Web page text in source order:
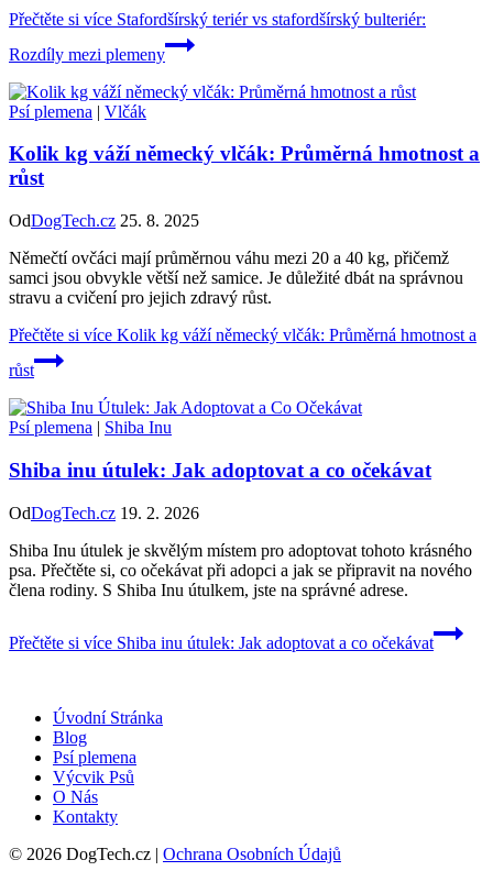
Přečtěte si více Stafordšírský teriér vs stafordšírský bulteriér:
Rozdíly mezi plemeny
Psí plemena | Vlčák
Kolik kg váží německý vlčák: Průměrná hmotnost a
růst
OdDogTech.cz 25. 8. 2025
Němečtí ovčáci mají průměrnou váhu mezi 20 a 40 kg, přičemž
samci jsou obvykle větší než samice. Je důležité dbát na správnou
stravu a cvičení pro jejich zdravý růst.
Přečtěte si více Kolik kg váží německý vlčák: Průměrná hmotnost a
růst
Psí plemena | Shiba Inu
Shiba inu útulek: Jak adoptovat a co očekávat
OdDogTech.cz 19. 2. 2026
Shiba Inu útulek je skvělým místem pro adoptovat tohoto krásného
psa. Přečtěte si, co očekávat při adopci a jak se připravit na nového
člena rodiny. S Shiba Inu útulkem, jste na správné adrese.
Přečtěte si více Shiba inu útulek: Jak adoptovat a co očekávat
Úvodní Stránka
Blog
Psí plemena
Výcvik Psů
O Nás
Kontakty
© 2026 DogTech.cz | Ochrana Osobních Údajů